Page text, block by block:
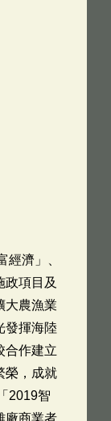
經濟」、
政項目及
大農漁業
發揮海陸
合作建立
榮，成就
2019智
廠商業者